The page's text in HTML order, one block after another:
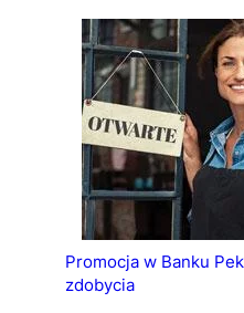
Promocja w Banku
zdobycia